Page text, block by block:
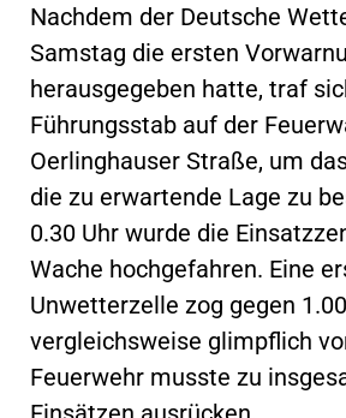
Nachdem der Deutsche
Samstag die ersten
herausgegeben hatte, traf
Führungsstab auf der
Oerlinghauser Straße, um
die zu erwartende Lage zu
0.30 Uhr wurde die
Wache hochgefahren. Eine
Unwetterzelle zog gegen
vergleichsweise glimpflich
Feuerwehr musste zu